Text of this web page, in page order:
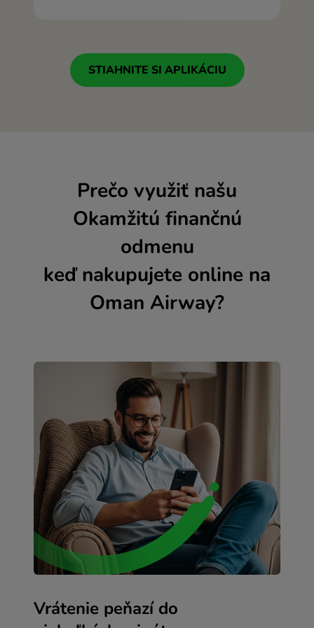
STIAHNITE SI APLIKÁCIU
Prečo využiť našu
Okamžitú finančnú
odmenu
keď nakupujete online na
Oman Airway?
Vrátenie peňazí do